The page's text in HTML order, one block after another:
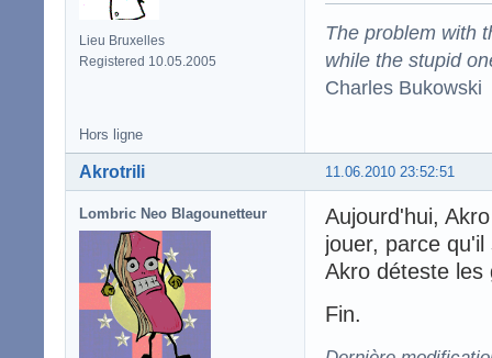
Lieu Bruxelles
Registered 10.05.2005
The problem with
while the stupid
Charles Bukowski
Hors ligne
11.06.2010 23:52:51
Akrotrili
Lombric Neo Blagounetteur
Aujourd'hui,
jouer, parce
Akro déteste les
Fin.